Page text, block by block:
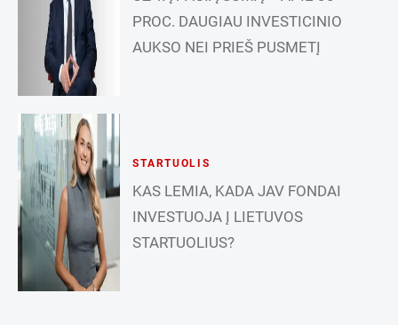
PROC. DAUGIAU INVESTICINIO
AUKSO NEI PRIEŠ PUSMETĮ
STARTUOLIS
KAS LEMIA, KADA JAV FONDAI
INVESTUOJA Į LIETUVOS
STARTUOLIUS?